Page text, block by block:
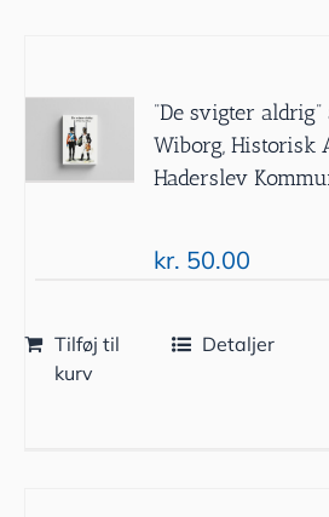
”De svigter
Wiborg, Historisk
Haderslev
kr. 50.00
Tilføj til
kurv
Detaljer